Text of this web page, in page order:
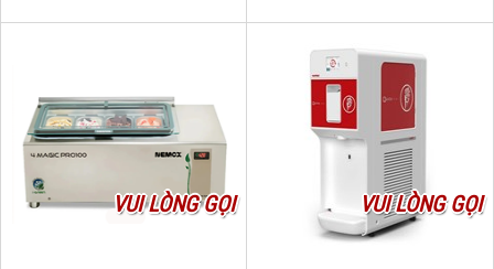
VUI LÒNG GỌI VUI LÒNG GỌI